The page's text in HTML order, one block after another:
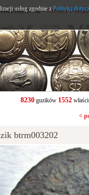
- Strona
8230guzików 1552
<
btrm003202
usług zgodnie zPolityką